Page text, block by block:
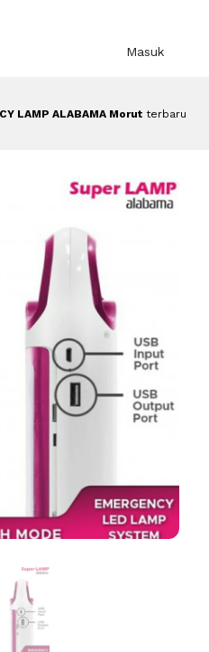
Masuk
LAMP ALABAMA Morut terbaru